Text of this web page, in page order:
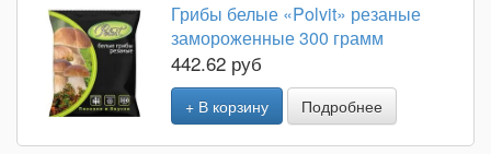
Грибы белые «Polvit» резаные
замороженные 300 грамм
442.62 руб
+ В корзину Подробнее